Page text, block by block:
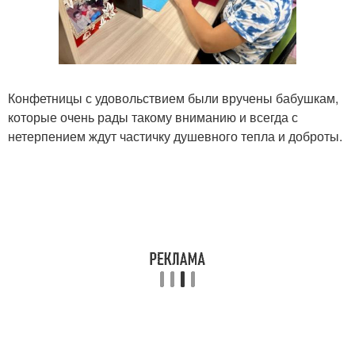
Конфетницы с удовольствием были вручены бабушкам,
которые очень рады такому вниманию и всегда с
нетерпением ждут частичку душевного тепла и доброты.